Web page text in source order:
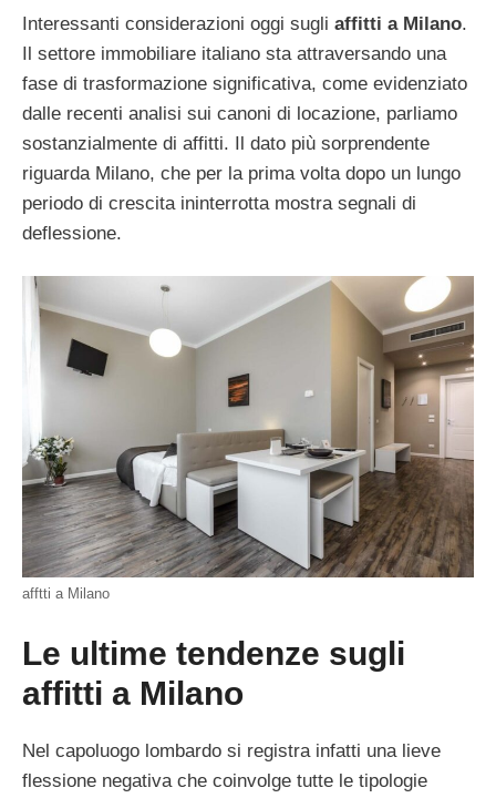
Interessanti considerazioni oggi sugli affitti a Milano.
Il settore immobiliare italiano sta attraversando una
fase di trasformazione significativa, come evidenziato
dalle recenti analisi sui canoni di locazione, parliamo
sostanzialmente di affitti. Il dato più sorprendente
riguarda Milano, che per la prima volta dopo un lungo
periodo di crescita ininterrotta mostra segnali di
deflessione.
afftti a Milano
Le ultime tendenze sugli
affitti a Milano
Nel capoluogo lombardo si registra infatti una lieve
flessione negativa che coinvolge tutte le tipologie